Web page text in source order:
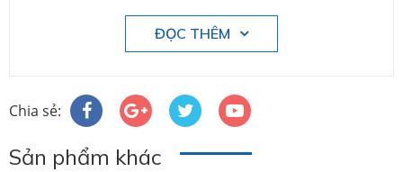
ĐỌC THÊM
Chia sẻ:
Sản phẩm khác